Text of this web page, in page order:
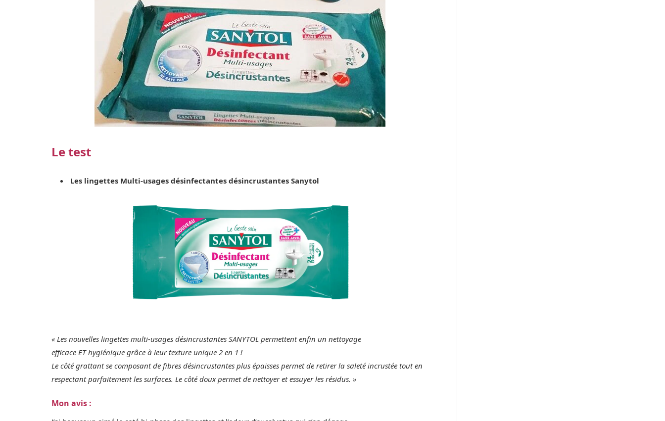
Le test
Les lingettes Multi-usages désinfectantes désincrustantes Sanytol
« Les nouvelles lingettes multi-usages désincrustantes SANYTOL permettent enfin un nettoyage
efficace ET hygiénique grâce à leur texture unique 2 en 1 !
Le côté grattant se composant de fibres désincrustantes plus épaisses permet de retirer la saleté incrustée tout en
respectant parfaitement les surfaces. Le côté doux permet de nettoyer et essuyer les résidus. »
Mon avis :